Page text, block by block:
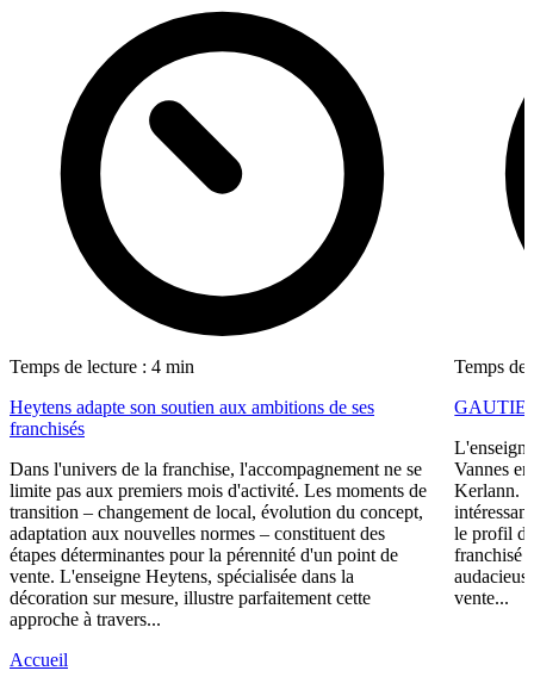
Temps de lecture : 4 min
Heytens adapte son soutien aux ambitions de ses
franchisés
Dans l'univers de la franchise, l'accompagnement ne se
limite pas aux premiers mois d'activité. Les moments de
transition – changement de local, évolution du concept,
adaptation aux nouvelles normes – constituent des
étapes déterminantes pour la pérennité d'un point de
vente. L'enseigne Heytens, spécialisée dans la
décoration sur mesure, illustre parfaitement cette
approche à travers...
Temps de
Vannes
Kerlann.
le profil
franchisé
vente...
Accueil